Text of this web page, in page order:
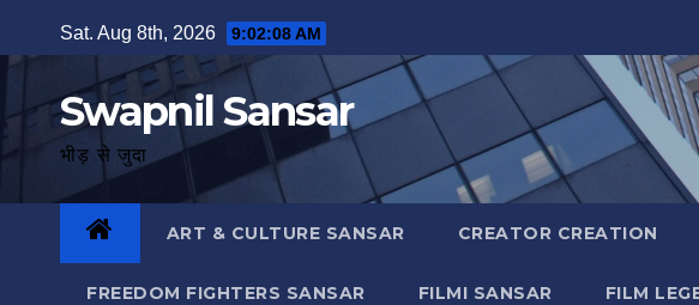
to
Sat. Aug 8th, 2026 9:02:10 AM
Swapnil Sansar
भीड़ से जुदा
ART & CULTURE SANSAR CREATOR CREATION
FREEDOM FIGHTERS SANSAR FILMI SANSAR FILM